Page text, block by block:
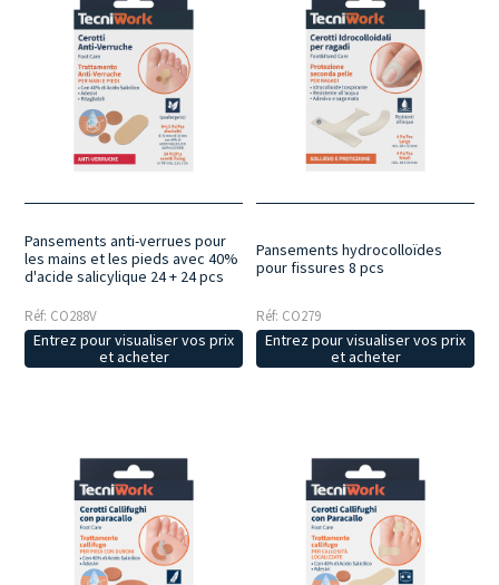
Pansements anti-verrues pour
les mains et les pieds avec 40%
d'acide salicylique 24 + 24 pcs
Réf: CO288V
Entrez pour visualiser vos prix
et acheter
Pansements hydrocolloïdes
pour fissures 8 pcs
Réf: CO279
Entrez pour visualiser vos prix
et acheter